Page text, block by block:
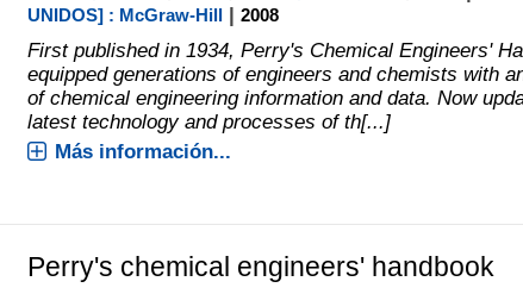
UNIDOS] : McGraw-Hill| 2008
First published in 1934, Perry's Chemical Engineers'
equipped generations of engineers and chemists with
of chemical engineering information and data. Now
latest technology and processes of th[...]
Más información...
Perry's chemical engineers' handbook